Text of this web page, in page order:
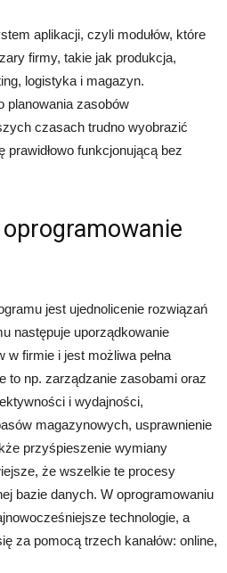
aplikacji, czyli modułów, które
firmy, takie jak produkcja,
logistyka i magazyn.
planowania zasobów
czasach trudno wyobrazić
prawidłowo funkcjonującą bez
oprogramowanie
jest ujednolicenie rozwiązań
następuje uporządkowanie
w firmie i jest możliwa pełna
to np. zarządzanie zasobami oraz
i wydajności,
magazynowych, usprawnienie
przyśpieszenie wymiany
że wszelkie te procesy
bazie danych. W oprogramowaniu
technologie, a
za pomocą trzech kanałów: online,